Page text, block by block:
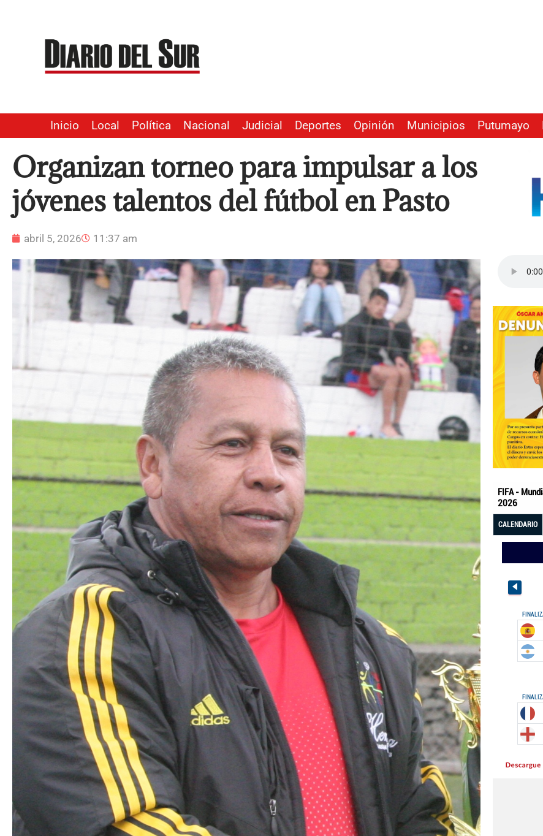
contenido
Inicio Local Política Nacional Judicial Deportes Opinión Municipios Putumayo
Organizan torneo para impulsar a los
jóvenes talentos del fútbol en Pasto
abril 5, 2026 11:37 am